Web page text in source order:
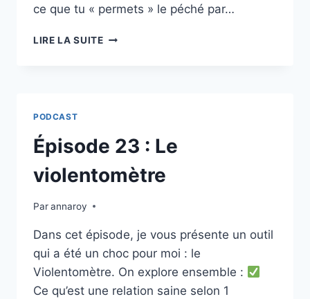
ce que tu « permets » le péché par…
LIRE LA SUITEÉPISODE
SORTIR
DU
DE
SA
JOIE.
PODCAST
Épisode 23 : Le
violentomètre
Parannaroy
Dans cet épisode, je vous présente un outil
qui a été un choc pour moi : le
Violentomètre. On explore ensemble :
Ce qu’est une relation saine selon 1